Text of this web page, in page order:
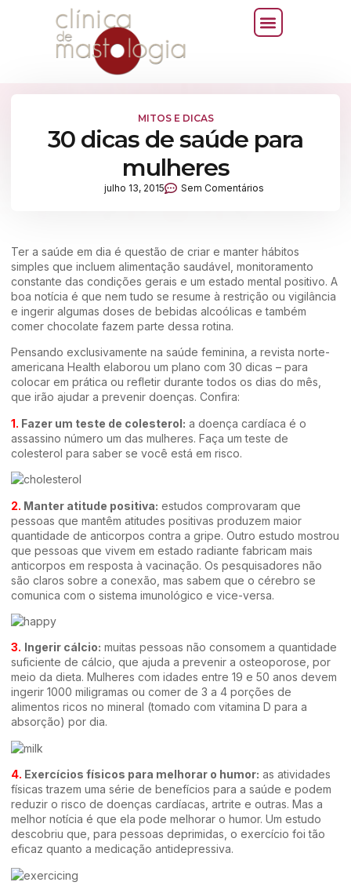
MITOS E DICAS
30 dicas de saúde para
mulheres
julho 13, 2015 Sem Comentários
Ter a saúde em dia é questão de criar e manter hábitos
simples que incluem alimentação saudável, monitoramento
constante das condições gerais e um estado mental positivo. A
boa notícia é que nem tudo se resume à restrição ou vigilância
e ingerir algumas doses de bebidas alcoólicas e também
comer chocolate fazem parte dessa rotina.
Pensando exclusivamente na saúde feminina, a revista norte-
americana Health elaborou um plano com 30 dicas – para
colocar em prática ou refletir durante todos os dias do mês,
que irão ajudar a prevenir doenças. Confira:
1. Fazer um teste de colesterol: a doença cardíaca é o
assassino número um das mulheres. Faça um teste de
colesterol para saber se você está em risco.
2. Manter atitude positiva: estudos comprovaram que
pessoas que mantêm atitudes positivas produzem maior
quantidade de anticorpos contra a gripe. Outro estudo mostrou
que pessoas que vivem em estado radiante fabricam mais
anticorpos em resposta à vacinação. Os pesquisadores não
são claros sobre a conexão, mas sabem que o cérebro se
comunica com o sistema imunológico e vice-versa.
3. Ingerir cálcio: muitas pessoas não consomem a quantidade
suficiente de cálcio, que ajuda a prevenir a osteoporose, por
meio da dieta. Mulheres com idades entre 19 e 50 anos devem
ingerir 1000 miligramas ou comer de 3 a 4 porções de
alimentos ricos no mineral (tomado com vitamina D para a
absorção) por dia.
4. Exercícios físicos para melhorar o humor: as atividades
físicas trazem uma série de benefícios para a saúde e podem
reduzir o risco de doenças cardíacas, artrite e outras. Mas a
melhor notícia é que ela pode melhorar o humor. Um estudo
descobriu que, para pessoas deprimidas, o exercício foi tão
eficaz quanto a medicação antidepressiva.